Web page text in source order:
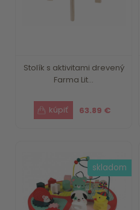
Stolík s aktivitami drevený
Farma Lit...
63.89 €
skladom